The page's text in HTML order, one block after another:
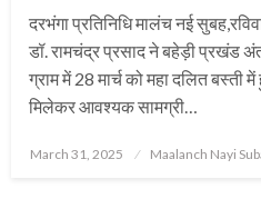
दरभंगा प्रतिनिधि मालंच नई
डॉ. रामचंद्र प्रसाद ने बहेड़ी प्रखंड
ग्राम में 28 मार्च को महा दलित बस्ती
मिलेकर आवश्यक सामग्री…
Posted
March 31, 2025 Maalanch Nayi